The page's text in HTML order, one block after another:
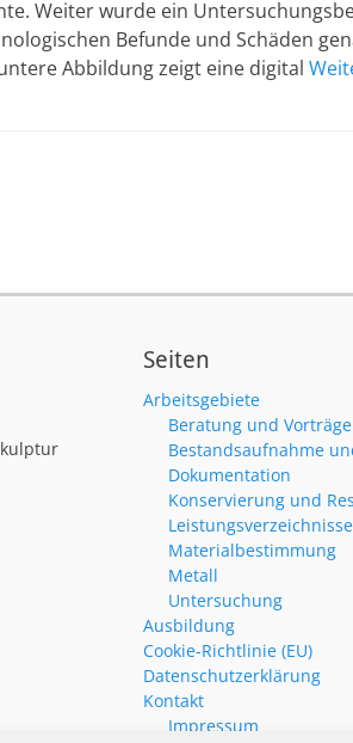
Weiter wurde ein
Befunde und Schäden
Abbildung zeigt eine digital
Seiten
Arbeitsgebiete
Beratung und Vorträge
Bestandsaufnahme
Dokumentation
Konservierung und
Leistungsverzeichnisse
Materialbestimmung
Metall
Untersuchung
Ausbildung
Cookie-Richtlinie (EU)
Datenschutzerklärung
Kontakt
Impressum